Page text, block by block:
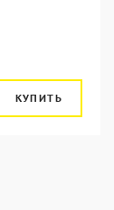
КУПИТЬ